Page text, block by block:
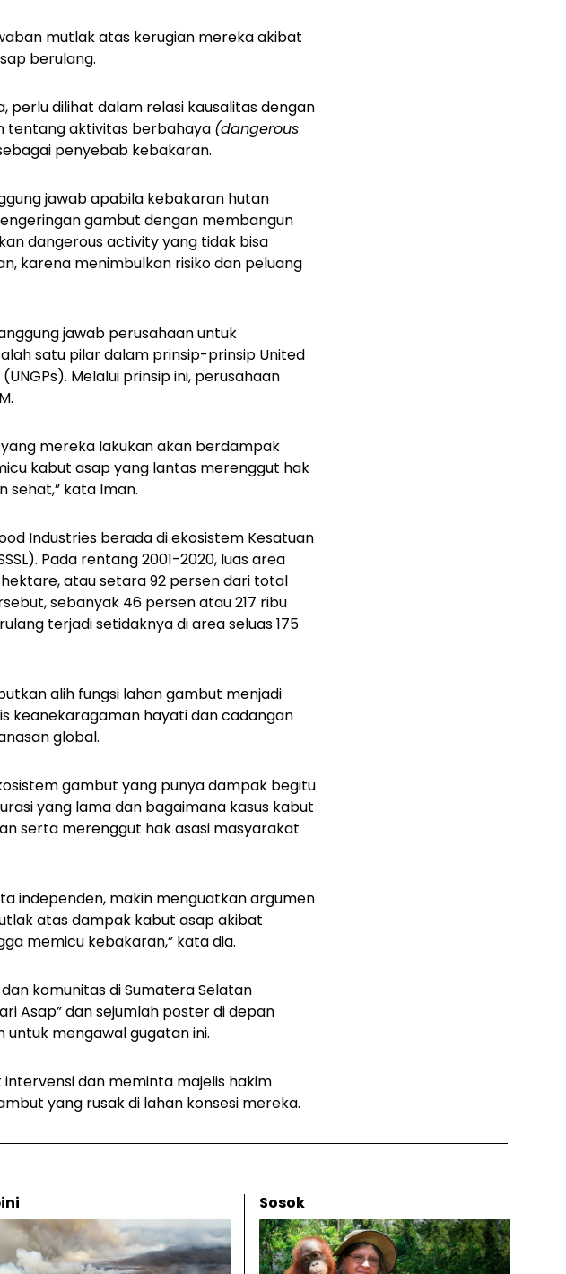
mutlak atas kerugian mereka akibat
berulang.
perlu dilihat dalam relasi kausalitas dengan
tentang aktivitas berbahaya (dangerous
penyebab kebakaran.
jawab apabila kebakaran hutan
gambut dengan membangun
dangerous activityyang tidak bisa
karena menimbulkan risiko dan peluang
jawab perusahaan untuk
satu pilar dalam prinsip-prinsip United
Melalui prinsip ini, perusahaan
mereka lakukan akan berdampak
kabut asap yang lantas merenggut hak
sehat,” kata Iman.
Industries berada di ekosistem Kesatuan
Pada rentang 2001-2020, luas area
atau setara 92 persen dari total
sebanyak 46 persen atau 217 ribu
terjadi setidaknya di area seluas 175
alih fungsi lahan gambut menjadi
keanekaragaman hayati dan cadangan
global.
gambut yang punya dampak begitu
yang lama dan bagaimana kasus kabut
serta merenggut hak asasi masyarakat
independen, makin menguatkan argumen
atas dampak kabut asap akibat
memicu kebakaran,” kata dia.
komunitas di Sumatera Selatan
Asap” dan sejumlah poster di depan
untuk mengawal gugatan ini.
dan meminta majelis hakim
yang rusak di lahan konsesi mereka.
Sosok